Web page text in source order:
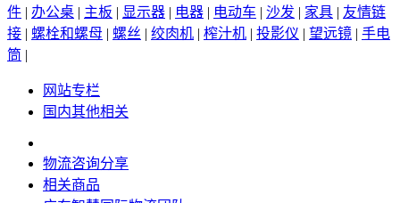
件 | 办公桌 | 主板 | 显示器 | 电器 | 电动车 | 沙发 | 家具 | 友情链
接 | 螺栓和螺母 | 螺丝 | 绞肉机 | 榨汁机 | 投影仪 | 望远镜 | 手电
筒 |
网站专栏
国内其他相关
物流咨询分享
相关商品